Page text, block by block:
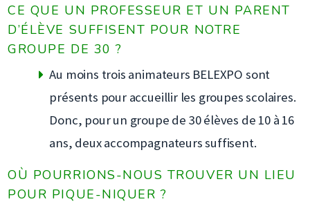
CE QUE UN PROFESSEUR ET UN PARENT
D’ÉLÈVE SUFFISENT POUR NOTRE
GROUPE DE 30 ?
Au moins trois animateurs BELEXPO sont
présents pour accueillir les groupes scolaires.
Donc, pour un groupe de 30 élèves de 10 à 16
ans, deux accompagnateurs suffisent.
OÙ POURRIONS-NOUS TROUVER UN LIEU
POUR PIQUE-NIQUER ?